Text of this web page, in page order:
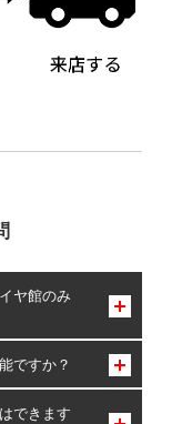
ヤ館のみ
す。
ですか？
できます